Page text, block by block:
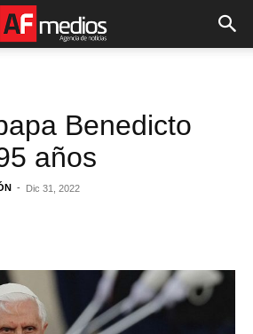
Benedicto
años
- Dic 31, 2022